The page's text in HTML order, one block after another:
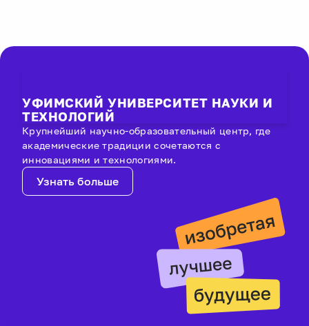
УФИМСКИЙ УНИВЕРСИТЕТ НАУКИ И
ТЕХНОЛОГИЙ
Крупнейший научно-образовательный центр, где
академические традиции сочетаются с
инновациями и технологиями.
Узнать больше